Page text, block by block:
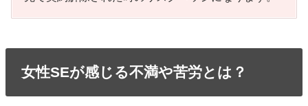
女性SEが感じる不満や苦労とは？